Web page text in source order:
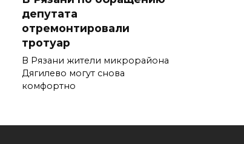
депутата
отремонтировали
тротуар
В Рязани жители микрорайона
Дягилево могут снова
комфортно